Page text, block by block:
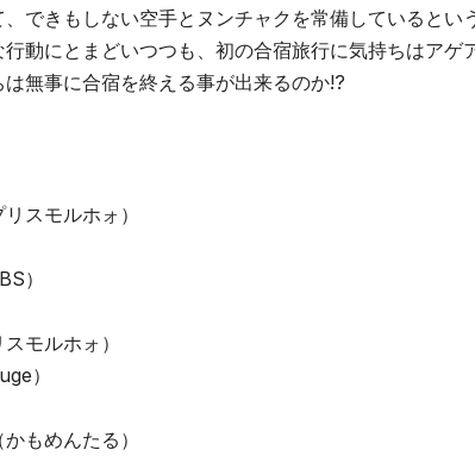
できもしない空手とヌンチャクを常備しているとい
動にとまどいつつも、初の合宿旅行に気持ちはアゲ
無事に合宿を終える事が出来るのか!?
スモルホォ）
）
モルホォ）
）
もめんたる）